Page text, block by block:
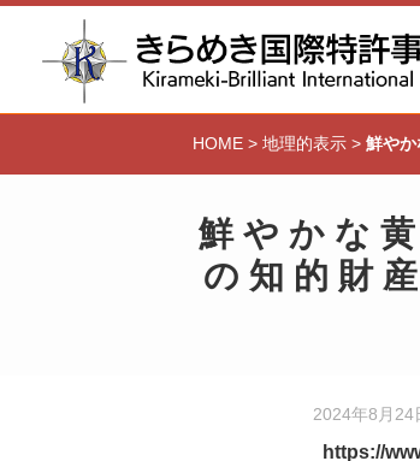
HOME > 地理的表示 > 鮮や
鮮やかな
の知的財
2024年8月24
https://